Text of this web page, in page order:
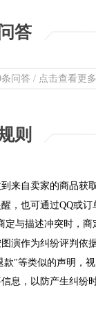
答
问答 / 点击查看更
则
来自卖家的商品获
，也可通过QQ或订
与描述冲突时，商
演作为纠纷评判依
"等类似的声明，视
息，以防产生纠纷